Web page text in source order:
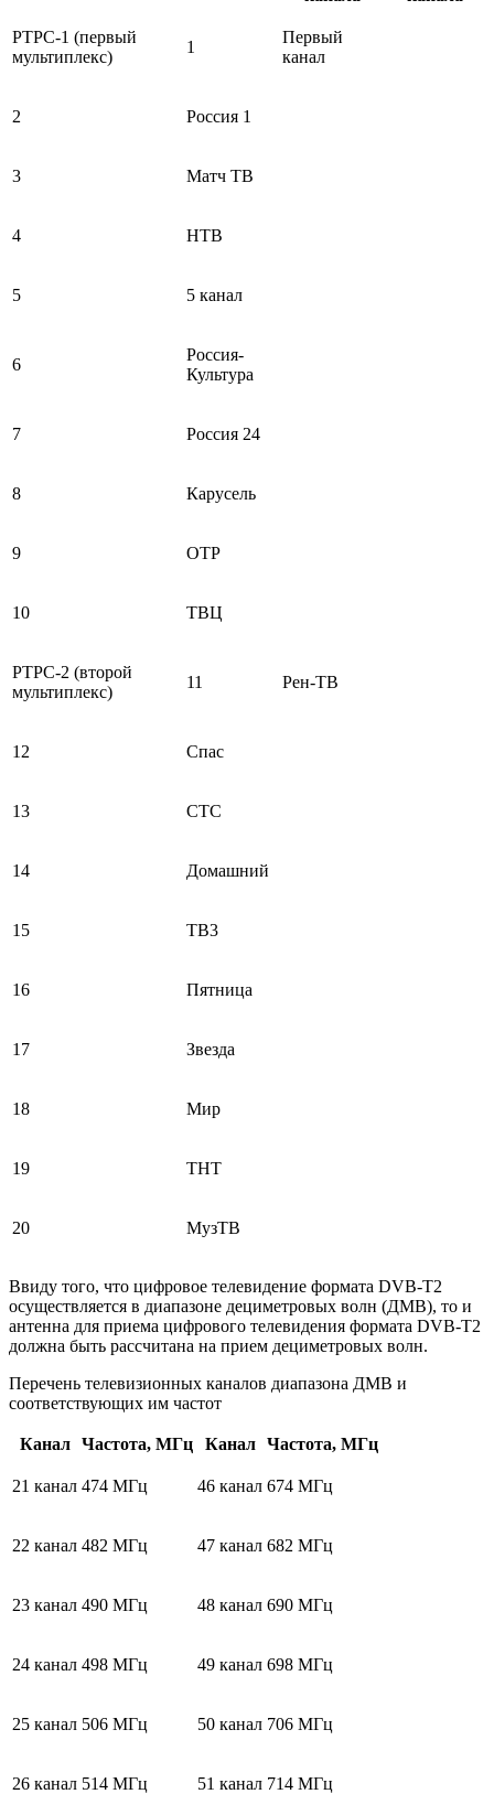
РТРС-1 (первый
мультиплекс)
1
Первый
канал
2 Россия 1
3 Матч ТВ
4 НТВ
5 5 канал
6
Россия-
Культура
7 Россия 24
8 Карусель
9 ОТР
10 ТВЦ
РТРС-2 (второй
мультиплекс)
11 Рен-ТВ
12 Спас
13 СТС
14 Домашний
15 ТВ3
16 Пятница
17 Звезда
18 Мир
19 ТНТ
20 МузТВ
Ввиду того, что цифровое телевидение формата DVB-T2
осуществляется в диапазоне дециметровых волн (ДМВ), то и
антенна для приема цифрового телевидения формата DVB-T2
должна быть рассчитана на прием дециметровых волн.
Перечень телевизионных каналов диапазона ДМВ и
соответствующих им частот
Канал Частота, МГц Канал Частота, МГц
21 канал 474 МГц 46 канал 674 МГц
22 канал 482 МГц 47 канал 682 МГц
23 канал 490 МГц 48 канал 690 МГц
24 канал 498 МГц 49 канал 698 МГц
25 канал 506 МГц 50 канал 706 МГц
26 канал 514 МГц 51 канал 714 МГц